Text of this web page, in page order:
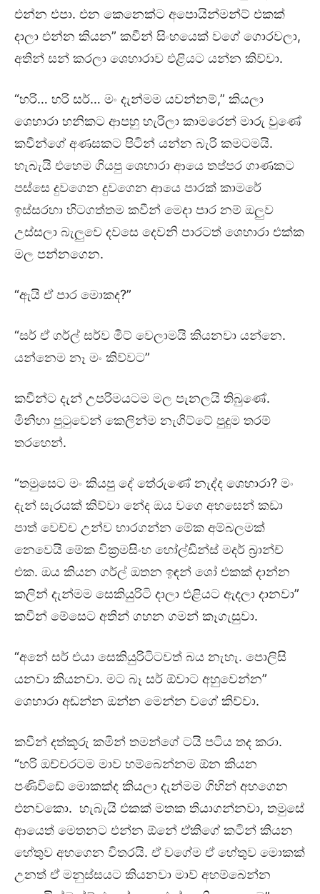
එන්න එපා. එන කෙනෙක්ට අපොයින්මන්ට් එකක්
දාලා එන්න කියන” කවීන් සිංහයෙක් වගේ ගොරවලා,
අතින් සන් කරලා ශෙහාරාව එළියට යන්න කිව්වා.
“හරි… හරි සර්… මං දැන්මම යවන්නම්,” කියලා
ශෙහාරා හනිකට ආපහු හැරිලා කාමරෙන් මාරු වුණේ
කවීන්ගේ අණසකට පිටින් යන්න බැරි කමටමයි.
හැබැයි එහෙම ගියපු ශෙහාරා ආයෙ තප්පර ගාණකට
පස්සෙ දුවගෙන දුවගෙන ආයෙ පාරක් කාමරේ
ඉස්සරහා හිටගත්තම කවීන් මෙදා පාර නම් ඔලුව
උස්සලා බැලුවෙ දවසෙ දෙවනි පාරටත් ශෙහාරා එක්ක
මල පන්නගෙන.
“ඇයි ඒ පාර මොකද?”
“සර් ඒ ගර්ල් සර්ව මීට් වෙලාමයි කියනවා යන්නෙ.
යන්නෙම නෑ මං කිව්වට”
කවීන්ට දැන් උපරිමයටම මල පැනලයි තිබුණේ.
මිනිහා පුටුවෙන් කෙලින්ම නැගිට්ටේ පුදුම තරම්
තරහෙන්.
“තමුසෙට මං කියපු දේ තේරුණේ නැද්ද ශෙහාරා? මං
දැන් සැරයක් කිව්වා නේද ඔය වගෙ අහසෙන් කඩා
පාත් වෙච්ච උන්ව භාරගන්න මේක අම්බලමක්
නෙවෙයි මේක වික්‍රමසිංහ හෝල්ඩින්ස් මදර් බ්‍රාන්ච්
එක. ඔය කියන ගර්ල් ඔතන ඉඳන් ශෝ එකක් දාන්න
කලින් දැන්මම සෙකියුරිටි දාලා එළියට ඇදලා දානවා”
කවීන් මේසෙට අතින් ගහන ගමන් කෑගැසුවා.
“අනේ සර් එයා සෙකියුරිටිටවත් බය නැහැ. පොලිසි
යනවා කියනවා. මට බෑ සර් ඕවාට අහුවෙන්න”
ශෙහාරා අඬන්න ඔන්න මෙන්න වගේ කිව්වා.
කවීන් දත්කූරු කමින් තමන්ගේ ටයි පටිය තද කරා.
“හරි ඔච්චරටම මාව හම්බෙන්නම ඕන කියන
පණිවිඩේ මොකක්ද කියලා දැන්මම ගිහින් අහගෙන
එනවකො. හැබැයි එකක් මතක තියාගන්නවා, තමුසේ
ආයෙත් මෙතනට එන්න ඕනේ ඒකිගේ කටින් කියන
හේතුව අහගෙන විතරයි. ඒ වගේම ඒ හේතුව මොකක්
උනත් ඒ මනුස්සයට කියනවා මාව් අහම්බෙන්න